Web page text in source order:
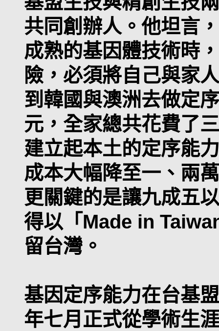
共同創辦人。他坦言
成熟的基因體技術時
險，必須將自己與家
到韓國與澳洲去做定
元，全家總共花費了
建立起本土的定序能
成本大幅降至一、兩
更關鍵的是讓九成五
得以「Made in
留台灣。
基因定序能力在台基
年七月正式從學術生